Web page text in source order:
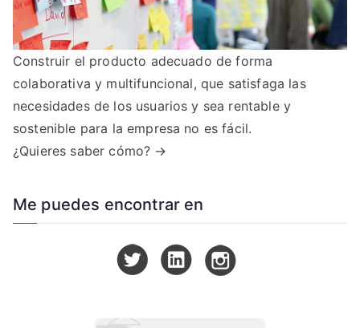
Construir el producto adecuado de forma
colaborativa y multifuncional, que satisfaga las
necesidades de los usuarios y sea rentable y
sostenible para la empresa no es fácil.
¿Quieres saber cómo? →
Me puedes encontrar en